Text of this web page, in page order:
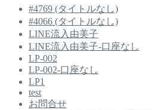
#4769 (タイトルなし)
#4066 (タイトルなし)
LINE流入由美子
LINE流入由美子-口座なし
LP-002
LP-002-口座なし
LP1
test
お問合せ